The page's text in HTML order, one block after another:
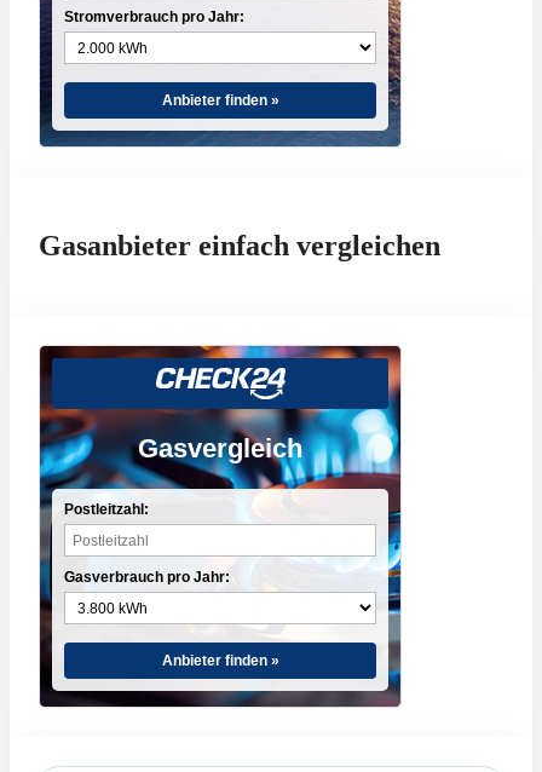
Stromverbrauch pro Jahr:
Anbieter finden »
Gasanbieter einfach vergleichen
Gasvergleich
Postleitzahl:
Gasverbrauch pro Jahr:
Anbieter finden »